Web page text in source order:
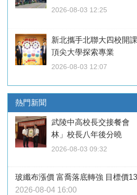
2026-08-03 12:25
新北攜手北聯大四校開
頂尖大學探索專業
2026-08-03 12:07
熱門新聞
武陵中高校長交接餐會
林」校長八年後分曉
2026-08-03 09:32
玻纖布漲價 富喬落底轉強 目標價
2026-08-04 16:00